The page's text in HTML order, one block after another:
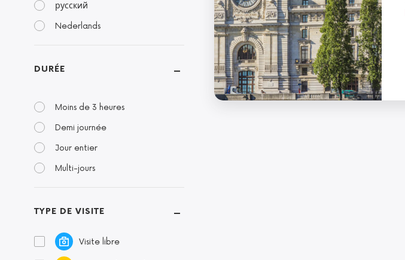
русский
Nederlands
DURÉE
Moins de 3 heures
Demi journée
Jour entier
Multi-jours
TYPE DE VISITE
Visite libre